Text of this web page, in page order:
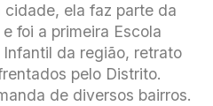
cidade, ela faz parte da
foi a primeira Escola
da região, retrato
pelo Distrito.
de diversos bairros.